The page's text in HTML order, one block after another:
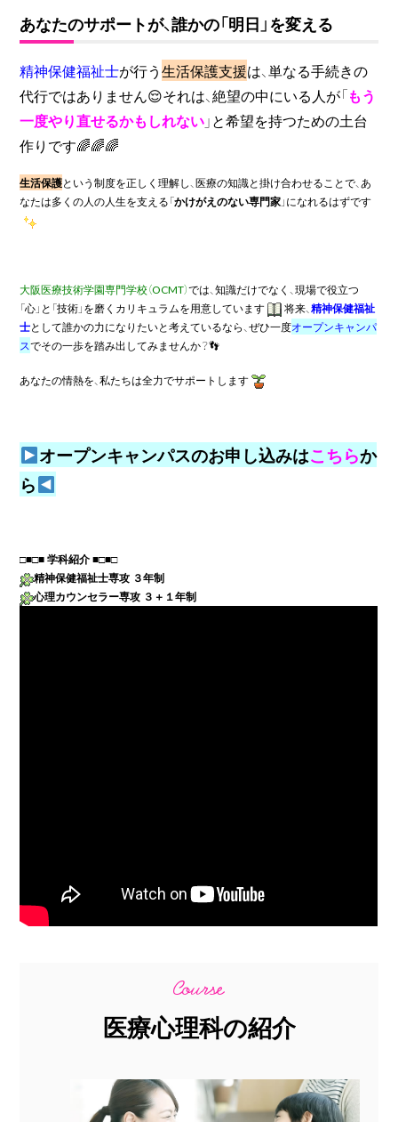
あなたのサポートが、誰かの「明日」を変える
精神保健福祉士が行う生活保護支援は、単なる手続きの
代行ではありません😌それは、絶望の中にいる人が「もう
一度やり直せるかもしれない」と希望を持つための土台
作りです🌈🌈🌈
生活保護という制度を正しく理解し、医療の知識と掛け合わせることで、あ
なたは多くの人の人生を支える「かけがえのない専門家」になれるはずです
大阪医療技術学園専門学校（OCMT）では、知識だけでなく、現場で役立つ
「心」と「技術」を磨くカリキュラムを用意しています
将来、精神保健福祉
士として誰かの力になりたいと考えているなら、ぜひ一度オープンキャンパ
スでその一歩を踏み出してみませんか？👣
あなたの情熱を、私たちは全力でサポートします
オープンキャンパスのお申し込みはこちらか
ら
□■□■ 学科紹介
■□■□
精神保健福祉士専攻 ３年制
心理カウンセラー専攻 ３＋１年制
医療心理科の紹介